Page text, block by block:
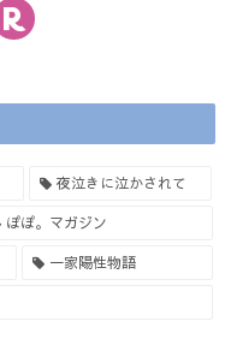
夜泣きに泣かされて
ぽぽ。マガジン
一家陽性物語